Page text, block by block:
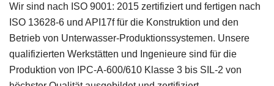
Wir sind nach ISO 9001: 2015 zertifiziert und fertigen nach
ISO 13628-6 und API17f für die Konstruktion und den
Betrieb von Unterwasser-Produktionssystemen. Unsere
qualifizierten Werkstätten und Ingenieure sind für die
Produktion von IPC-A-600/610 Klasse 3 bis SIL-2 von